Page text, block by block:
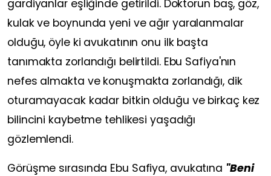
gardiyanlar eşliğinde getirildi. Doktorun baş, göz,
kulak ve boynunda yeni ve ağır yaralanmalar
olduğu, öyle ki avukatının onu ilk başta
tanımakta zorlandığı belirtildi. Ebu Safiya'nın
nefes almakta ve konuşmakta zorlandığı, dik
oturamayacak kadar bitkin olduğu ve birkaç kez
bilincini kaybetme tehlikesi yaşadığı
gözlemlendi.
Görüşme sırasında Ebu Safiya, avukatına "Beni